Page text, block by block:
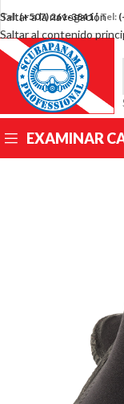
Saltar a la navegación
Saltar al contenido
Tel:(+507)261-3841| Tel:
EXAMINAR